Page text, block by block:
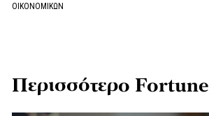
ΟΙΚΟΝΟΜΙΚΩΝ
Περισσότερο Fortune